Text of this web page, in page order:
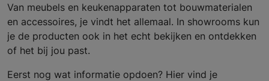
Van meubels en keukenapparaten tot bouwmaterialen
en accessoires, je vindt het allemaal. In showrooms kun
je de producten ook in het echt bekijken en ontdekken
of het bij jou past.
Eerst nog wat informatie opdoen? Hier vind je